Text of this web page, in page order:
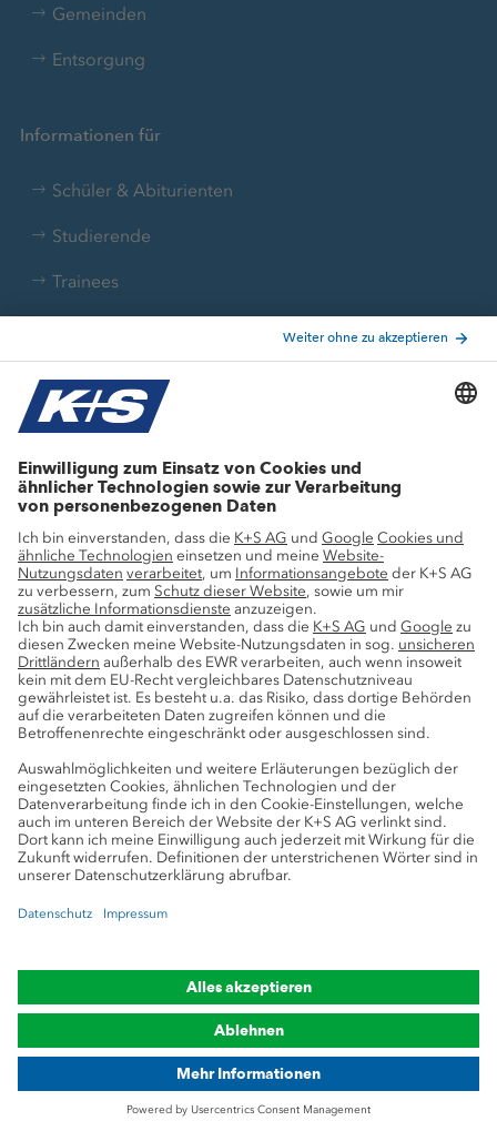
Gemeinden
Entsorgung
Informationen für
Schüler & Abiturienten
Studierende
Trainees
Aktuelle Themen
Stellenangebote
Wachstumsprojekte
Innovation
Nachhaltigkeit
Service
Pressekontakte
K+S-Newsletter
K+S Fanshop
Bergbaulexikon
myK+S Kundenportal
Datenschutz Cookie-Einstellungen Impressum
Compliance Markenhinweis
© 2019-2026 K+S Aktiengesellschaft